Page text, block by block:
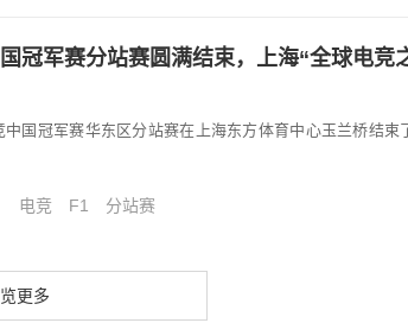
冠军赛分站赛圆满结束，上海“全球电竞
中国冠军赛华东区分站赛在上海东方体育中心玉兰桥结束
电竞 F1 分站赛
更多